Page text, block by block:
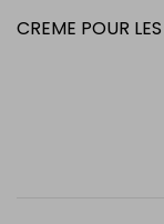
CREME POUR